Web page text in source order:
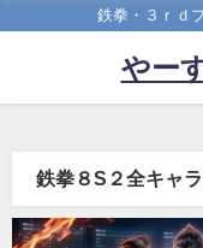
鉄拳・３ｒｄ
やー
鉄拳８S２全キャ